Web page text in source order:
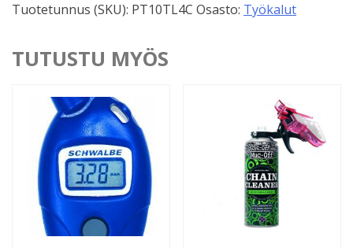
2kpl
Tuotetunnus (SKU): PT10TL4C Osasto: Työkalut
TUTUSTU MYÖS